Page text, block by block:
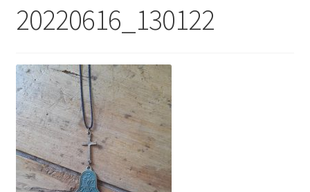
Contact
20220616_130122